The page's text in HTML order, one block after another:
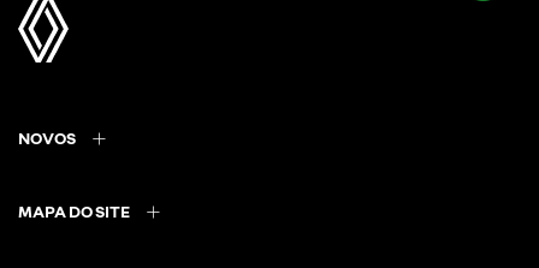
NOVOS
MAPA DO SITE